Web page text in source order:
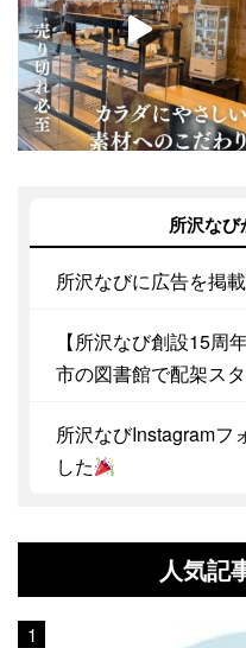
所沢な
所沢なびに広告を掲
【所沢なび創設15周
市の図書館で配架スタ
所沢なびInstagramフ
した
人気記